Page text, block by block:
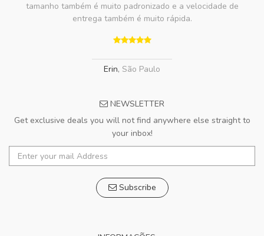
tamanho também é muito padronizado e a velocidade de
entrega também é muito rápida.
Erin, São Paulo
NEWSLETTER
Get exclusive deals you will not find anywhere else straight to
your inbox!
Subscribe